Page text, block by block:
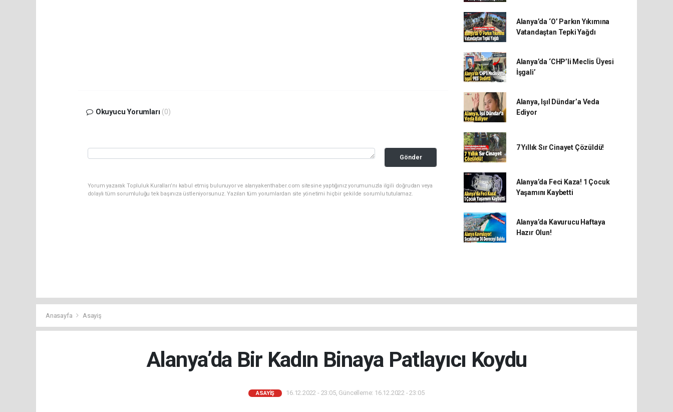
Okuyucu Yorumları (0)
Gönder
Yorum yazarak Topluluk Kuralları’nı kabul etmiş bulunuyor ve alanyakenthaber.com sitesine yaptığınız yorumunuzla ilgili doğrudan veya
dolaylı tüm sorumluluğu tek başınıza üstleniyorsunuz. Yazılan tüm yorumlardan site yönetimi hiçbir şekilde sorumlu tutulamaz.
Alanya’da ‘O’ Parkın Yıkımına
Vatandaştan Tepki Yağdı
Alanya’da ‘CHP’li Meclis Üyesi
İşgali’
Alanya, Işıl Dündar’a Veda
Ediyor
7 Yıllık Sır Cinayet Çözüldü!
Alanya’da Feci Kaza! 1 Çocuk
Yaşamını Kaybetti
Alanya’da Kavurucu Haftaya
Hazır Olun!
Anasayfa Asayiş
Alanya’da Bir Kadın Binaya Patlayıcı Koydu
ASAYIŞ 16.12.2022 - 23:05, Güncelleme: 16.12.2022 - 23:05